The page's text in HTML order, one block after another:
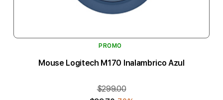
PROMO
Mouse Logitech M170 Inalambrico Azul
$299.00